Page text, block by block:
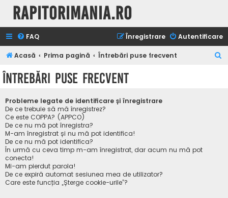
Rapitorimania.ro
FAQ Autentificare
Înregistrare
Acasă Prima pagină Întrebări puse frecvent
Întrebări puse frecvent
Probleme legate de identificare și înregistrare
De ce trebuie să mă înregistrez?
Ce este COPPA? (APPCO)
De ce nu mă pot înregistra?
M-am înregistrat și nu mă pot identifica!
De ce nu mă pot identifica?
În urmă cu ceva timp m-am înregistrat, dar acum nu mă pot
conecta!
Mi-am pierdut parola!
De ce expiră automat sesiunea mea de utilizator?
Care este funcția „Șterge cookie-urile”?